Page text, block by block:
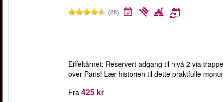
(28)
Eiffeltårnet: Reservert adgang til nivå 2 via
over Paris! Lær historien til dette praktfulle
Fra 425 kr